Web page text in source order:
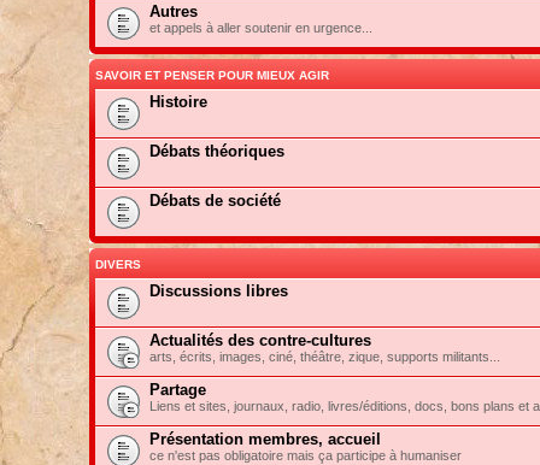
Autres
et appels à aller soutenir en urgence...
SAVOIR ET PENSER POUR MIEUX AGIR
Histoire
Débats théoriques
Débats de société
DIVERS
Discussions libres
Actualités des contre-cultures
arts, écrits, images, ciné, théâtre, zique, supports militants...
Partage
Liens et sites, journaux, radio, livres/éditions, docs, bons plans et
Présentation membres, accueil
ce n'est pas obligatoire mais ça participe à humaniser